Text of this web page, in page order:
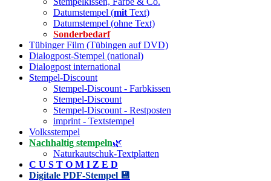
Datumstempel (mit Text)
Datumstempel (ohne Text)
Sonderbedarf
Tübinger Film (Tübingen auf DVD)
Dialogpost-Stempel (national)
Dialogpost international
Stempel-Discount
Stempel-Discount - Farbkissen
Stempel-Discount
Stempel-Discount - Restposten
imprint - Textstempel
Volksstempel
Nachhaltig stempeln🌿
Naturkautschuk-Textplatten
C U S T O M I Z E D
Digitale PDF-Stempel 💾